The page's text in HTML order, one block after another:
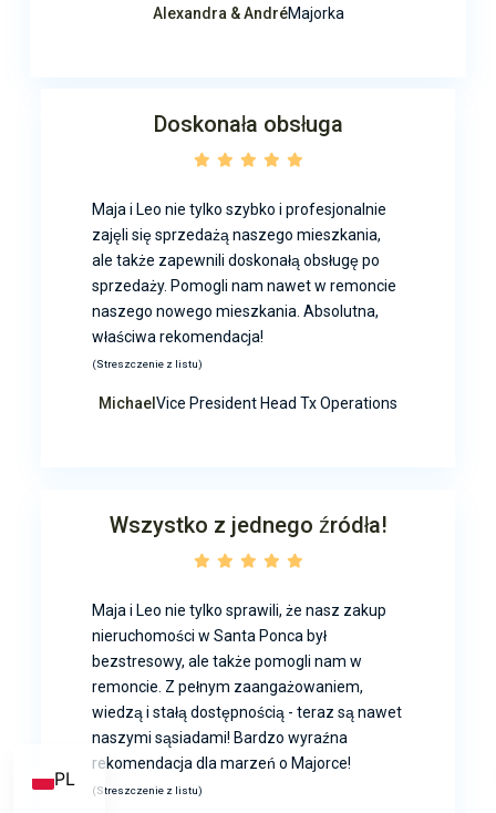
Alexandra & AndréMajorka
Doskonała obsługa
Maja i Leo nie tylko szybko i profesjonalnie
zajęli się sprzedażą naszego mieszkania,
ale także zapewnili doskonałą obsługę po
sprzedaży. Pomogli nam nawet w remoncie
naszego nowego mieszkania. Absolutna,
właściwa rekomendacja!
(Streszczenie z listu)
MichaelVice President Head Tx Operations
Wszystko z jednego źródła!
Maja i Leo nie tylko sprawili, że nasz zakup
nieruchomości w Santa Ponca był
bezstresowy, ale także pomogli nam w
remoncie. Z pełnym zaangażowaniem,
wiedzą i stałą dostępnością - teraz są nawet
naszymi sąsiadami! Bardzo wyraźna
rekomendacja dla marzeń o Majorce!
(Streszczenie z listu)
PL